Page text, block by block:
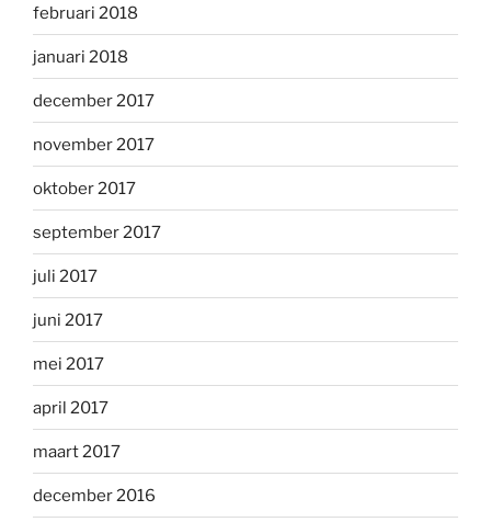
februari 2018
januari 2018
december 2017
november 2017
oktober 2017
september 2017
juli 2017
juni 2017
mei 2017
april 2017
maart 2017
december 2016